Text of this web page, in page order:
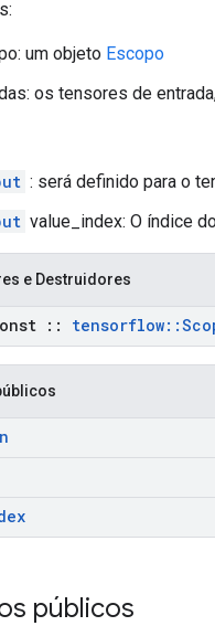
um objeto Escopo
os tensores de
: será definido para o
value_index: O índice
e Destruidores
:: tensorflow::
públicos